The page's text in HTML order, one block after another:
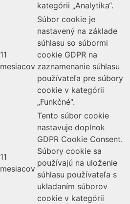
kategórii „Analytika“.
11
mesiacov
Súbor cookie je
nastavený na základe
súhlasu so súbormi
cookie GDPR na
zaznamenanie súhlasu
používateľa pre súbory
cookie v kategórii
„Funkčné“.
11
mesiacov
Tento súbor cookie
nastavuje doplnok
GDPR Cookie Consent.
Súbory cookie sa
používajú na uloženie
súhlasu používateľa s
ukladaním súborov
cookie v kategórii